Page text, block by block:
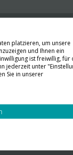
uns
56
platzieren, um unsere
und Ihnen ein
ist freiwillig, für
jederzeit unter
Sie in unserer